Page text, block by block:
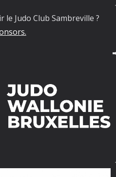
Judo Club Sambreville ?